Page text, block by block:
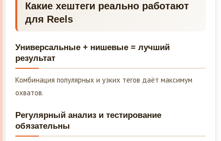
Какие хештеги реально работают
для Reels
Универсальные + нишевые = лучший
результат
Комбинация популярных и узких тегов даёт максимум
охватов.
Регулярный анализ и тестирование
обязательны